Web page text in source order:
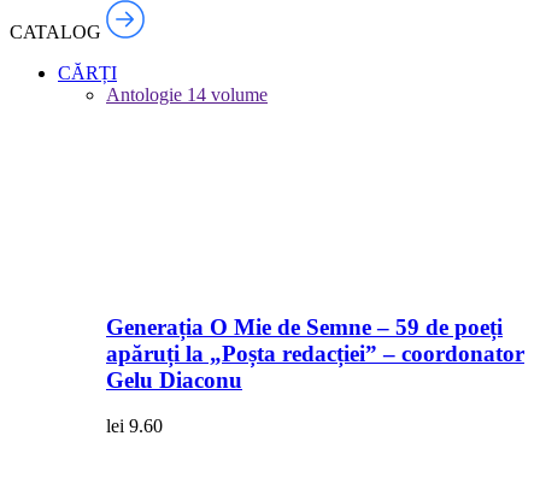
CATALOG
CĂRȚI
Antologie 14 volume
Generația O Mie de Semne – 59 de poeți
apăruți la „Poșta redacției” – coordonator
Gelu Diaconu
lei 9.60